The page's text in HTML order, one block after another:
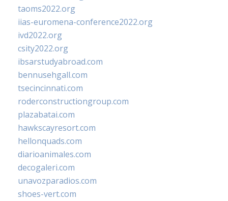
taoms2022.org
iias-euromena-conference2022.org
ivd2022.org
csity2022.org
ibsarstudyabroad.com
bennusehgall.com
tsecincinnati.com
roderconstructiongroup.com
plazabatai.com
hawkscayresort.com
hellonquads.com
diarioanimales.com
decogaleri.com
unavozparadios.com
shoes-vert.com